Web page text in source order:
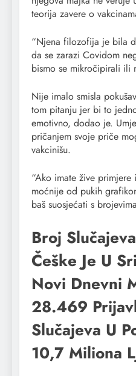
teorija zavere o
“Njena filozofija je bila
da se zarazi Covidom
bismo se mikročipirali ili
Nije imalo smisla
tom pitanju jer bi to
emotivno, dodao je.
pričanjem svoje priče
vakcinišu.
“Ako imate žive
moćnije od pukih
baš suosjećati s
Broj
Češke Je U
Novi Dnevni
28.469
Slučajeva U
10,7 Miliona